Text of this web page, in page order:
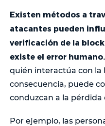
Existen métodos a
atacantes pueden
verificación de la
existe el error humano.
quién interactúa con la
consecuencia, puede
conduzcan a la pérdida
Por ejemplo, las